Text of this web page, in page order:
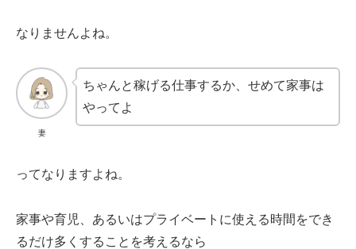
なりませんよね。
妻
ちゃんと稼げる仕事するか、せめて家事は
やってよ
ってなりますよね。
家事や育児、あるいはプライベートに使える時間をでき
るだけ多くすることを考えるなら